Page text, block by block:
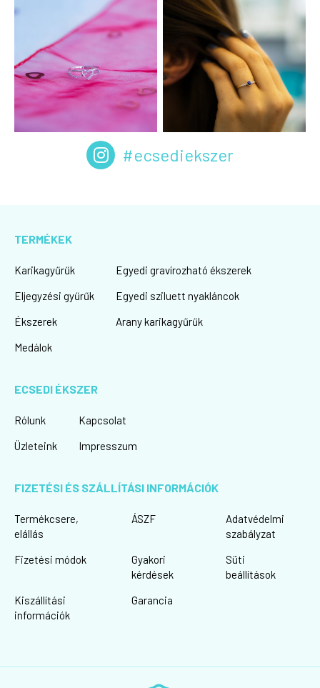
#ecsediekszer
TERMÉKEK
Karikagyűrűk
Eljegyzési gyűrűk
Ékszerek
Medálok
Egyedi gravírozható ékszerek
Egyedi sziluett nyakláncok
Arany karikagyűrűk
ECSEDI ÉKSZER
Rólunk
Üzleteink
Kapcsolat
Impresszum
FIZETÉSI ÉS SZÁLLÍTÁSI INFORMÁCIÓK
Termékcsere,
elállás
Fizetési módok
Kiszállítási
információk
ÁSZF
Gyakori
kérdések
Garancia
Adatvédelmi
szabályzat
Süti
beállítások